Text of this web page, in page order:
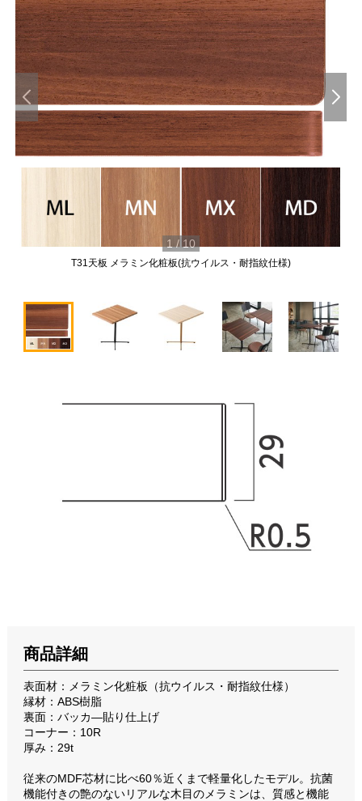
T31天板 メラミン化粧板(抗ウイルス・耐指紋仕様)
1 / 10
商品詳細
表面材：メラミン化粧板（抗ウイルス・耐指紋仕様）
縁材：ABS樹脂
裏面：バッカ―貼り仕上げ
コーナー：10R
厚み：29t
従来のMDF芯材に比べ60％近くまで軽量化したモデル。抗菌
機能付きの艶のないリアルな木目のメラミンは、質感と機能